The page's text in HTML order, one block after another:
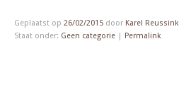
Geplaatst op 26/02/2015 door Karel Reussink
Staat onder: Geen categorie | Permalink